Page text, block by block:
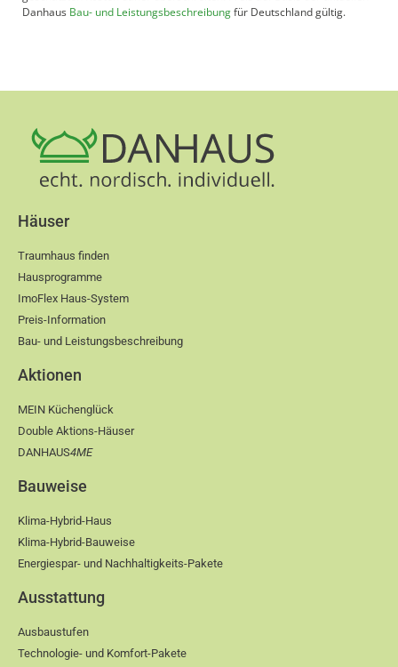
Danhaus Bau- und Leistungsbeschreibungfür Deutschland gültig.
Häuser
Traumhaus finden
Hausprogramme
ImoFlex Haus-System
Preis-Information
Bau- und Leistungsbeschreibung
Aktionen
MEIN Küchenglück
Double Aktions-Häuser
DANHAUS4ME
Bauweise
Klima-Hybrid-Haus
Klima-Hybrid-Bauweise
Energiespar- und Nachhaltigkeits-Pakete
Ausstattung
Ausbaustufen
Technologie- und Komfort-Pakete